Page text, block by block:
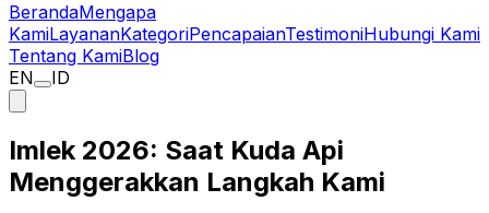
BerandaMengapa
KamiLayananKategoriPencapaianTestimoniHubungi Kami
Tentang KamiBlog
EN
ID
Imlek 2026: Saat Kuda Api
Menggerakkan Langkah Kami